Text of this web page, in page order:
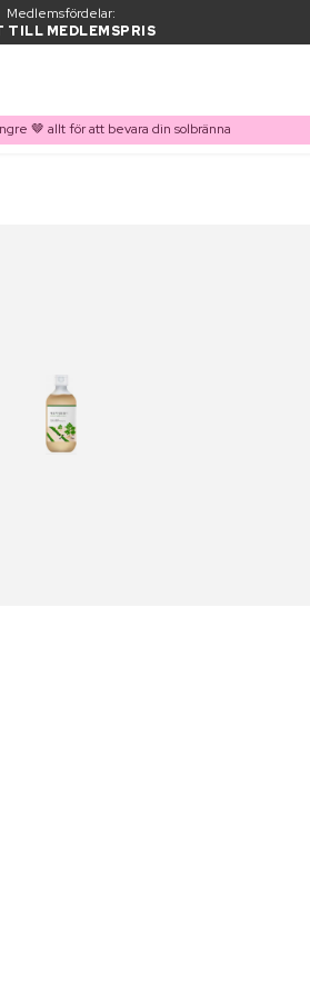
Medlemsfördelar:
TILL MEDLEMSPRIS
🤎 allt för att bevara din solbränna